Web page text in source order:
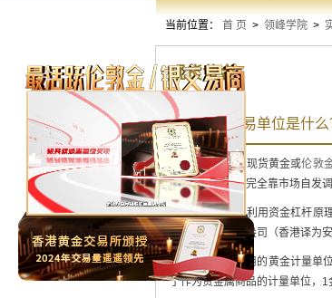
当前位置： 首 页 > 领峰学院 >
现货黄金
国际黄金交易单位是什么
国际黄金，又称现货黄金或伦敦
可以人为操纵，完全靠市场自发
国际黄金交易是利用资金杠杆原
的交易单位是：盎司（香港译为
盎司是国际上通用的黄金计量单
于作为贵金属商品的计量单位，1